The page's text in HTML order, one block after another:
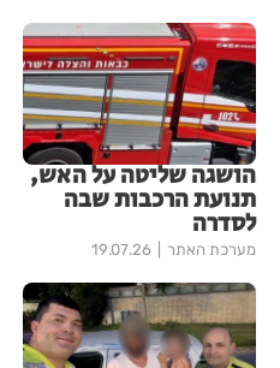
הושגה שליטה על האש,
תנועת הרכבות שבה
לסדרה
מערכת האתר 19.07.26